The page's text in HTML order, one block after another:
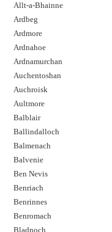
Allt-a-Bhainne
Ardbeg
Ardmore
Ardnahoe
Ardnamurchan
Auchentoshan
Auchroisk
Aultmore
Balblair
Ballindalloch
Balmenach
Balvenie
Ben Nevis
Benriach
Benrinnes
Benromach
Bladnoch